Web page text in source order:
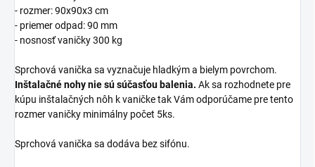
- rozmer: 90x90x3 cm
- priemer odpad: 90 mm
- nosnosť vaničky 300 kg
Sprchová vanička sa vyznačuje hladkým a bielym povrchom.
Inštalačné nohy nie sú súčasťou balenia. Ak sa rozhodnete pre
kúpu inštalačných nôh k vaničke tak Vám odporúčame pre tento
rozmer vaničky minimálny počet 5ks.
Sprchová vanička sa dodáva bez sifónu.